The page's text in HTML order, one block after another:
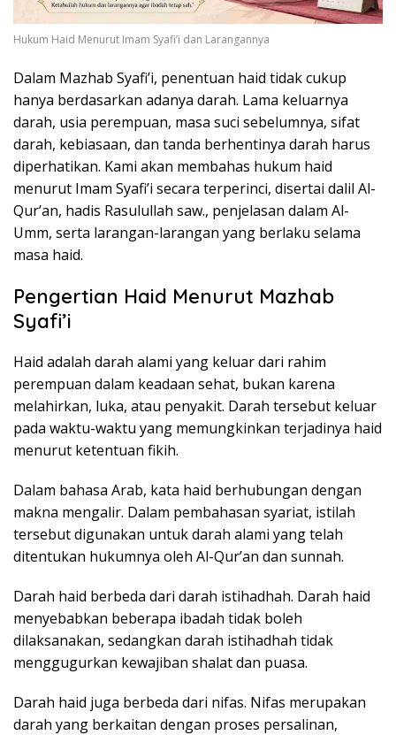
Hukum Haid Menurut Imam Syafi’i dan Larangannya
Dalam Mazhab Syafi’i, penentuan haid tidak cukup
hanya berdasarkan adanya darah. Lama keluarnya
darah, usia perempuan, masa suci sebelumnya, sifat
darah, kebiasaan, dan tanda berhentinya darah harus
diperhatikan. Kami akan membahas hukum haid
menurut Imam Syafi’i secara terperinci, disertai dalil Al-
Qur’an, hadis Rasulullah saw., penjelasan dalam Al-
Umm, serta larangan-larangan yang berlaku selama
masa haid.
Pengertian Haid Menurut Mazhab
Syafi’i
Haid adalah darah alami yang keluar dari rahim
perempuan dalam keadaan sehat, bukan karena
melahirkan, luka, atau penyakit. Darah tersebut keluar
pada waktu-waktu yang memungkinkan terjadinya haid
menurut ketentuan fikih.
Dalam bahasa Arab, kata haid berhubungan dengan
makna mengalir. Dalam pembahasan syariat, istilah
tersebut digunakan untuk darah alami yang telah
ditentukan hukumnya oleh Al-Qur’an dan sunnah.
Darah haid berbeda dari darah istihadhah. Darah haid
menyebabkan beberapa ibadah tidak boleh
dilaksanakan, sedangkan darah istihadhah tidak
menggugurkan kewajiban shalat dan puasa.
Darah haid juga berbeda dari nifas. Nifas merupakan
darah yang berkaitan dengan proses persalinan,